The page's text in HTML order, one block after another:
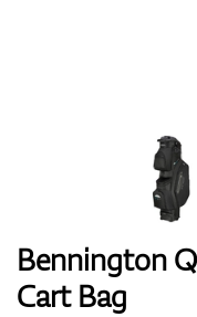
Bennington
Cart Bag